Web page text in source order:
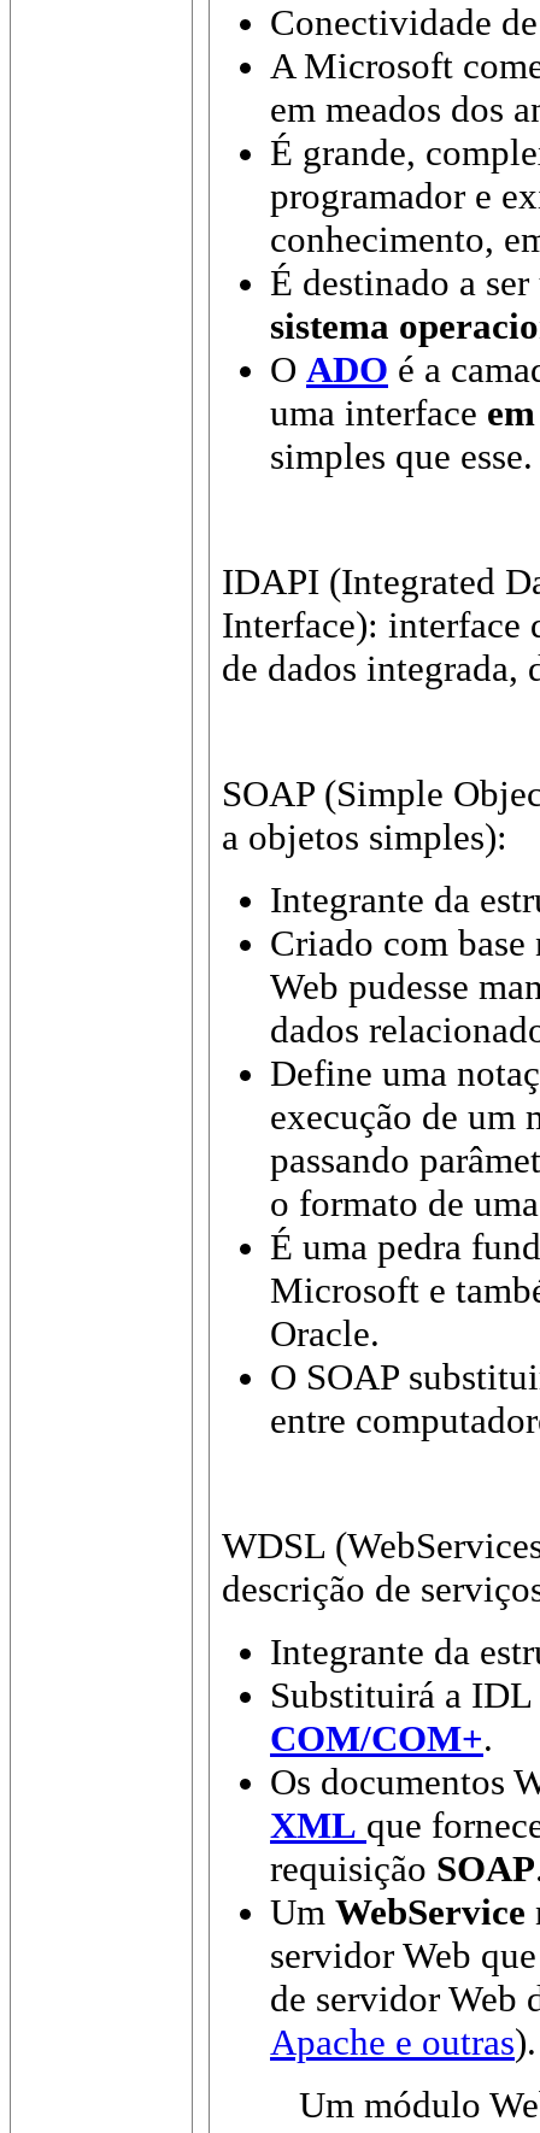
Conectividade
A Microsoft
em meados dos
É grande,
programador e
conhecimento,
É destinado a
sistema
O ADO é a
uma interface
simples que esse.
IDAPI (Integrated
Interface): interface
de dados integrada,
SOAP (Simple
a objetos simples):
Integrante da
Criado com
Web pudesse
dados
Define uma
execução de um
passando
o formato de
É uma pedra
Microsoft e
Oracle.
O SOAP
entre
WDSL
descrição de
Integrante da
Substituirá a IDL
COM/COM+.
Os documentos
XML que
requisição SOAP
Um WebService
servidor Web
de servidor Web
Apache e outras).
Um módulo